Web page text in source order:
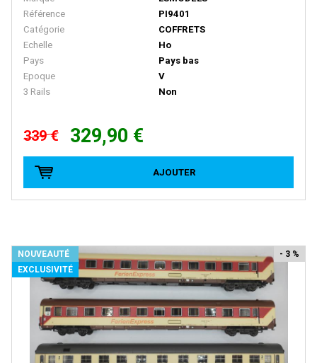
D+R MODELLBAHN
DACKER
DAPOL
DECAPOD
DELUXE
DE MASSINI
DIECAST MODEL
DOLISCHO
DRAGON
DYNAM
E.T.S
EFE RAIL
Référence
PI9401
Catégorie
COFFRETS
Echelle
Ho
Pays
Pays bas
Epoque
V
3 Rails
Non
339 € 329,90 €
AJOUTER
NOUVEAUTÉ
EXCLUSIVITÉ
- 3 %